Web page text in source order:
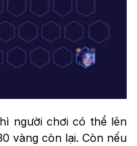
người chơi có thể lên
vàng còn lại. Còn nếu